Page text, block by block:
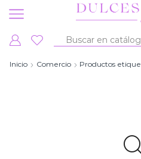
Inicio Comercio Productos